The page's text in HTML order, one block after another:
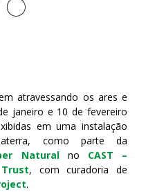
atravessando os ares e
janeiro e 10 de fevereiro
em uma instalação
como parte da
Naturalno CAST –
, com curadoria de
.